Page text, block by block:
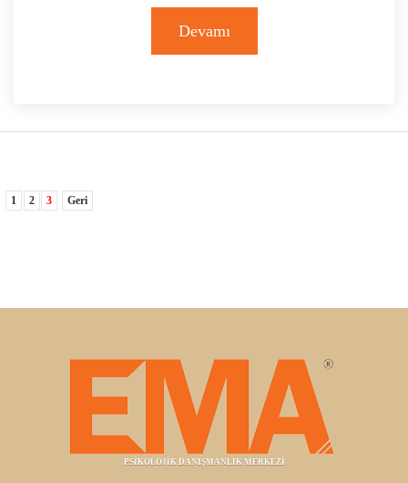
Devamı
1 2 3 Geri
PSİKOLOJİK DANIŞMANLIK MERKEZİ